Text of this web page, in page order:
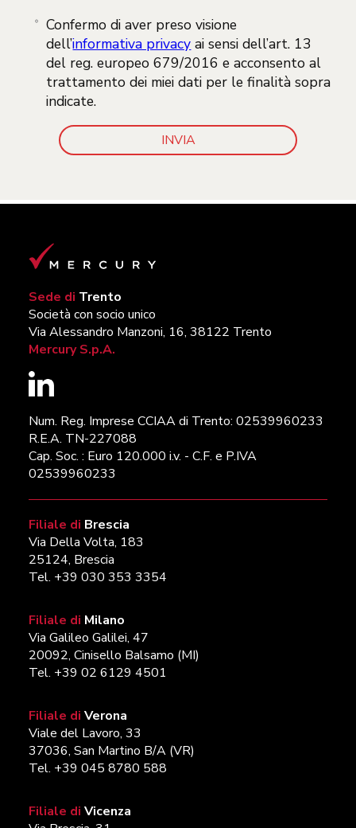
Confermo di aver preso visione
dell’informativa privacy ai sensi dell’art. 13
del reg. europeo 679/2016 e acconsento al
trattamento dei miei dati per le finalità sopra
indicate.
Sede di Trento
Società con socio unico
Via Alessandro Manzoni, 16, 38122 Trento
Mercury S.p.A.
Num. Reg. Imprese CCIAA di Trento: 02539960233
R.E.A. TN-227088
Cap. Soc. : Euro 120.000 i.v. - C.F. e P.IVA
02539960233
Filiale di Brescia
Via Della Volta, 183
25124, Brescia
Tel. +39 030 353 3354
Filiale di Milano
Via Galileo Galilei, 47
20092, Cinisello Balsamo (MI)
Tel. +39 02 6129 4501
Filiale di Verona
Viale del Lavoro, 33
37036, San Martino B/A (VR)
Tel. +39 045 8780 588
Filiale di Vicenza